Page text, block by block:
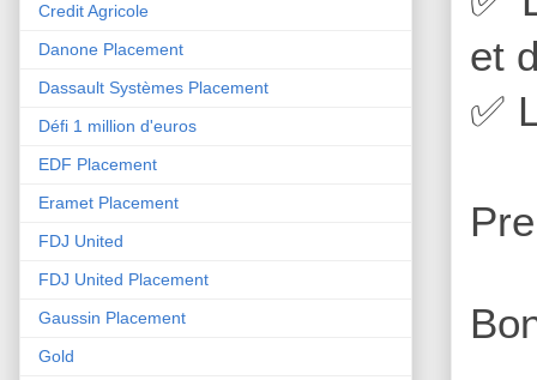
et
✅
Credit Agricole
Danone Placement
Dassault Systèmes Placement
Défi 1 million d'euros
EDF Placement
Eramet Placement
FDJ United
FDJ United Placement
Gaussin Placement
Gold